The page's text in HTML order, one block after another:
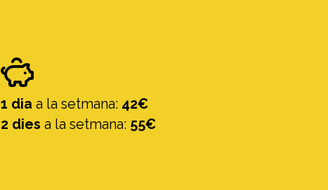
1 dia a la setmana: 42€
2 dies a la setmana: 55€